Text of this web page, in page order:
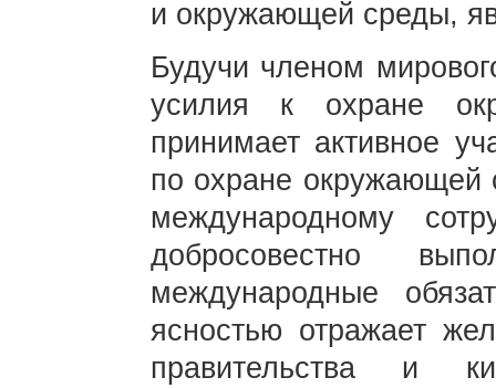
и окружающей среды,
Будучи членом
усилия к охране
принимает активное
по охране окружающей
международному
добросовестно
международные
ясностью отражает
правительства и